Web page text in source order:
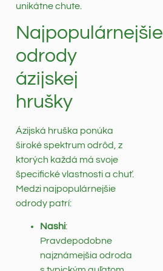
unikátne chute.
Najpopulárnejšie
odrody
ázijskej
hrušky
Ázijská hruška ponúka
široké spektrum odrôd, z
ktorých každá má svoje
špecifické vlastnosti a chuť.
Medzi najpopulárnejšie
odrody patrí:
Nashi:
Pravdepodobne
najznámejšia odroda